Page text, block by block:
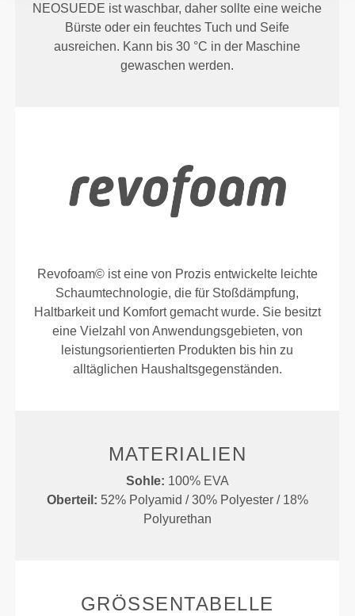
NEOSUEDE ist waschbar, daher sollte eine weiche
Bürste oder ein feuchtes Tuch und Seife
ausreichen. Kann bis 30 °C in der Maschine
gewaschen werden.
Revofoam© ist eine von Prozis entwickelte leichte
Schaumtechnologie, die für Stoßdämpfung,
Haltbarkeit und Komfort gemacht wurde. Sie besitzt
eine Vielzahl von Anwendungsgebieten, von
leistungsorientierten Produkten bis hin zu
alltäglichen Haushaltsgegenständen.
MATERIALIEN
Sohle: 100% EVA
Oberteil: 52% Polyamid / 30% Polyester / 18%
Polyurethan
GRÖSSENTABELLE